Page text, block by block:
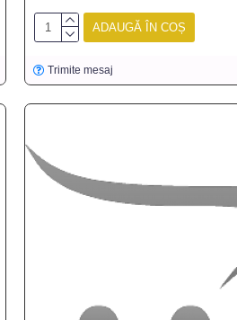
ADAUGĂ ÎN COȘ
Trimite mesaj